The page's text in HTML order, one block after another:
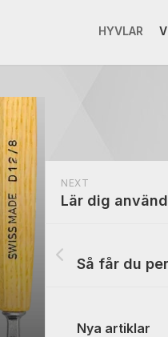
HYVLAR
NEXT
Nya artiklar